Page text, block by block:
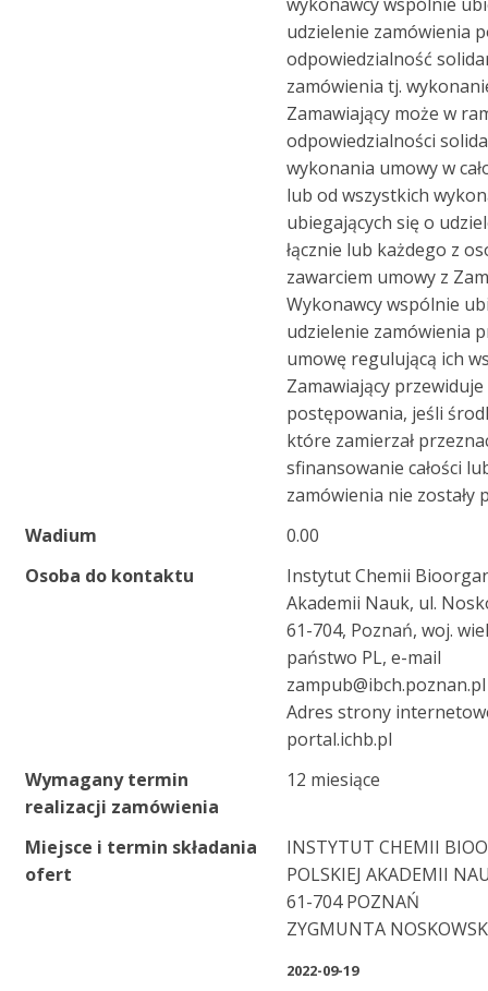
udzielenie zamówienia
odpowiedzialność
zamówienia tj.
Zamawiający może w
odpowiedzialności
wykonania umowy w
lub od wszystkich
ubiegających się o
łącznie lub każdego z
zawarciem umowy z
Wykonawcy wspólnie
udzielenie zamówienia
umowę regulującą ich
Zamawiający
postępowania, jeśli
które zamierzał
sfinansowanie całości
zamówienia nie zostały
Wadium
0.00
Osoba do kontaktu
Instytut Chemii
Akademii Nauk, ul.
61-704, Poznań, woj.
państwo PL, e-mail
zampub@ibch.poznan.pl
Adres strony
portal.ichb.pl
Wymagany termin
realizacji zamówienia
12 miesiące
Miejsce i termin składania
ofert
INSTYTUT CHEMII
POLSKIEJ AKADEMII
61-704 POZNAŃ
ZYGMUNTA
2022-09-19